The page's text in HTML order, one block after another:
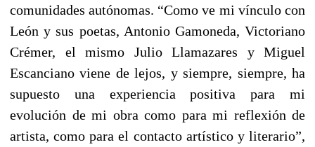
comunidades autónomas. “Como ve mi vínculo con
León y sus poetas, Antonio Gamoneda, Victoriano
Crémer, el mismo Julio Llamazares y Miguel
Escanciano viene de lejos, y siempre, siempre, ha
supuesto una experiencia positiva para mi
evolución de mi obra como para mi reflexión de
artista, como para el contacto artístico y literario”,